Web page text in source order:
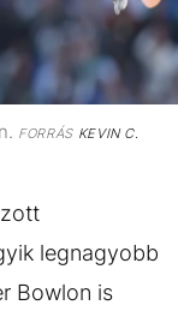
FORRÁSKEVIN C.
legnagyobb
Bowlon is